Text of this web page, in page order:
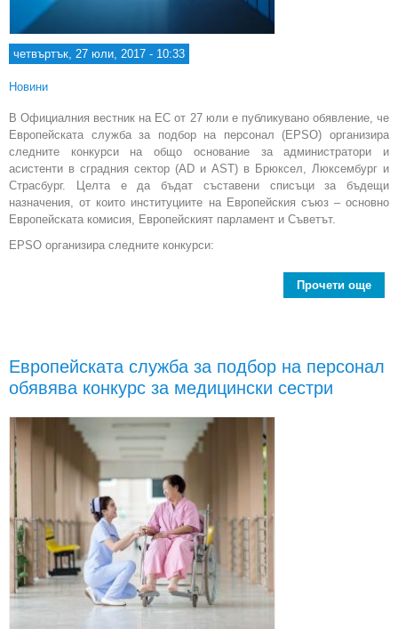
четвъртък, 27 юли, 2017 - 10:33
Новини
В Официалния вестник на ЕС от 27 юли е публикувано обявление, че
Европейската служба за подбор на персонал (EPSO) организира
следните конкурси на общо основание за администратори и
асистенти в сградния сектор (AD и AST) в Брюксел, Люксембург и
Страсбург. Целта е да бъдат съставени списъци за бъдещи
назначения, от които институциите на Европейския съюз – основно
Европейската комисия, Европейският парламент и Съветът.
EPSO организира следните конкурси:
Прочети още
Европейската служба за подбор на персонал
обявява конкурс за медицински сестри